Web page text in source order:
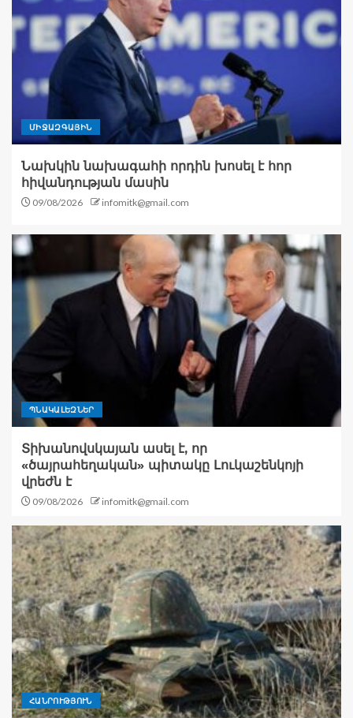
ՄԻՋԱԶԳԱՅԻՆ
Նախկին նախագահի որդին խոսել է հոր
հիվանդության մասին
09/08/2026 infomitk@gmail.com
ՊՆԱԿԱԼԵԶՆԵՐ
Տիխանովսկայան ասել է, որ
«ծայրահեղական» պիտակը Լուկաշենկոյի
վրեժն է
09/08/2026 infomitk@gmail.com
ՀԱՆՐՈՒԹՅՈՒՆ